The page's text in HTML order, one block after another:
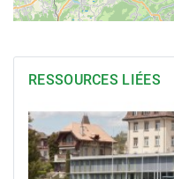
RESSOURCES LIÉES